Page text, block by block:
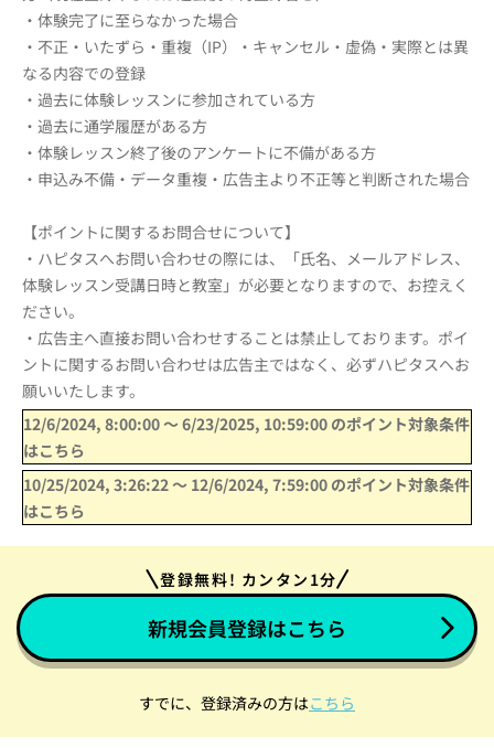
・体験完了に至らなかった場合
・不正・いたずら・重複（IP）・キャンセル・虚偽・実際とは異
なる内容での登録
・過去に体験レッスンに参加されている方
・過去に通学履歴がある方
・体験レッスン終了後のアンケートに不備がある方
・申込み不備・データ重複・広告主より不正等と判断された場合
【ポイントに関するお問合せについて】
・ハピタスへお問い合わせの際には、「氏名、メールアドレス、
体験レッスン受講日時と教室」が必要となりますので、お控えく
ださい。
・広告主へ直接お問い合わせすることは禁止しております。ポイ
ントに関するお問い合わせは広告主ではなく、必ずハピタスへお
願いいたします。
12/6/2024, 8:00:00〜6/23/2025, 10:59:00 のポイント対象条件
はこちら
10/25/2024, 3:26:22〜 12/6/2024, 7:59:00 のポイント対象条件
はこちら
登録無料! カンタン1分
新規会員登録はこちら
すでに、登録済みの方はこちら